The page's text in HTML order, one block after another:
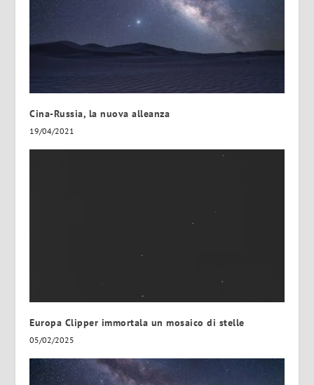
Cina-Russia, la nuova alleanza
19/04/2021
Europa Clipper immortala un mosaico di stelle
05/02/2025